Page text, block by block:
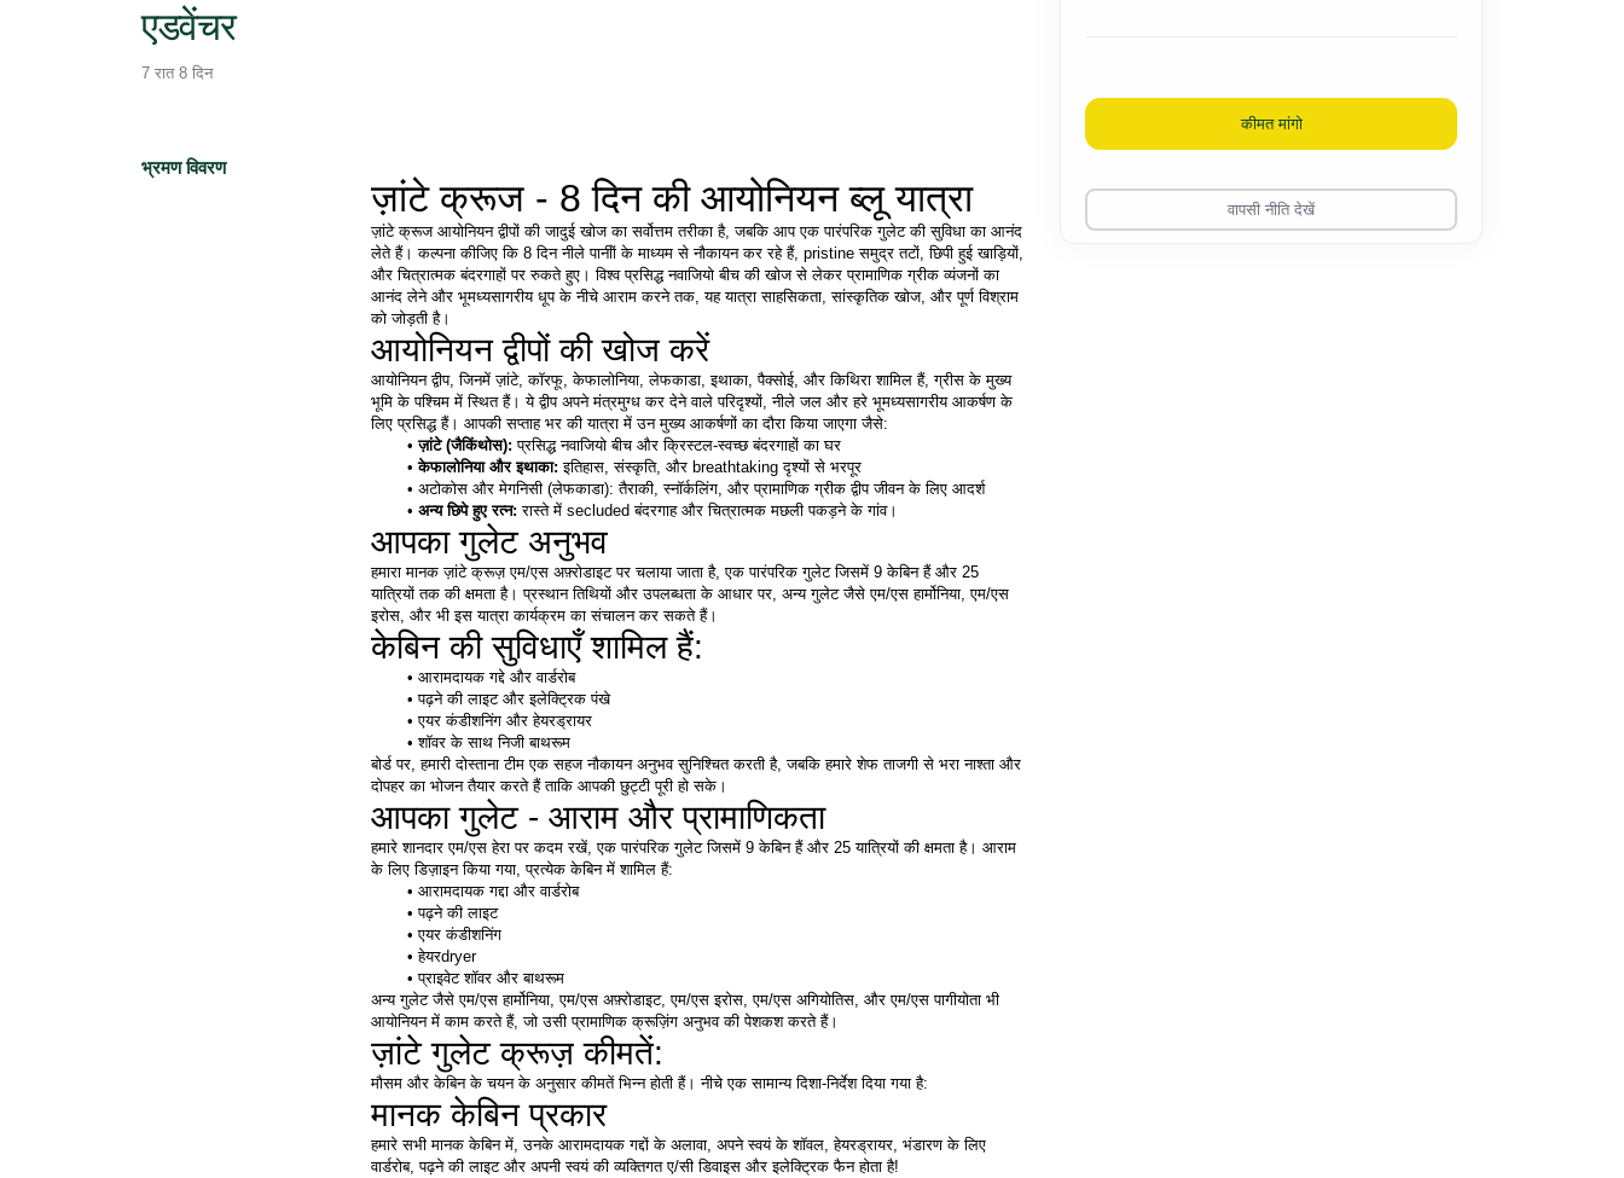
एडवेंचर
7 रात 8 दिन
भ्रमण विवरण
ज़ांटे क्रूज - 8 दिन की आयोनियन ब्लू यात्रा
ज़ांटे क्रूज आयोनियन द्वीपों की जादुई खोज का सर्वोत्तम तरीका है, जबकि आप एक पारंपरिक गुलेट की सुविधा का आनंद
लेते हैं। कल्पना कीजिए कि 8 दिन नीले पानीों के माध्यम से नौकायन कर रहे हैं, pristine समुद्र तटों, छिपी हुई खाड़ियों,
और चित्रात्मक बंदरगाहों पर रुकते हुए। विश्व प्रसिद्ध नवाजियो बीच की खोज से लेकर प्रामाणिक ग्रीक व्यंजनों का
आनंद लेने और भूमध्यसागरीय धूप के नीचे आराम करने तक, यह यात्रा साहसिकता, सांस्कृतिक खोज, और पूर्ण विश्राम
को जोड़ती है।
आयोनियन द्वीपों की खोज करें
आयोनियन द्वीप, जिनमें ज़ांटे, कॉरफू, केफालोनिया, लेफकाडा, इथाका, पैक्सोई, और किथिरा शामिल हैं, ग्रीस के मुख्य
भूमि के पश्चिम में स्थित हैं। ये द्वीप अपने मंत्रमुग्ध कर देने वाले परिदृश्यों, नीले जल और हरे भूमध्यसागरीय आकर्षण के
लिए प्रसिद्ध हैं। आपकी सप्ताह भर की यात्रा में उन मुख्य आकर्षणों का दौरा किया जाएगा जैसे:
ज़ांटे (जैकिंथोस): प्रसिद्ध नवाजियो बीच और क्रिस्टल-स्वच्छ बंदरगाहों का घर
केफालोनिया और इथाका: इतिहास, संस्कृति, और breathtaking दृश्यों से भरपूर
अटोकोस और मेगनिसी (लेफकाडा): तैराकी, स्नॉर्कलिंग, और प्रामाणिक ग्रीक द्वीप जीवन के लिए आदर्श
अन्य छिपे हुए रत्न: रास्ते में secluded बंदरगाह और चित्रात्मक मछली पकड़ने के गांव।
आपका गुलेट अनुभव
हमारा मानक ज़ांटे क्रूज़ एम/एस अफ़्रोडाइट पर चलाया जाता है, एक पारंपरिक गुलेट जिसमें 9 केबिन हैं और 25
यात्रियों तक की क्षमता है। प्रस्थान तिथियों और उपलब्धता के आधार पर, अन्य गुलेट जैसे एम/एस हार्मोनिया, एम/एस
इरोस, और भी इस यात्रा कार्यक्रम का संचालन कर सकते हैं।
केबिन की सुविधाएँ शामिल हैं:
आरामदायक गद्दे और वार्डरोब
पढ़ने की लाइट और इलेक्ट्रिक पंखे
एयर कंडीशनिंग और हेयरड्रायर
शॉवर के साथ निजी बाथरूम
बोर्ड पर, हमारी दोस्ताना टीम एक सहज नौकायन अनुभव सुनिश्चित करती है, जबकि हमारे शेफ ताजगी से भरा नाश्ता और
दोपहर का भोजन तैयार करते हैं ताकि आपकी छुट्टी पूरी हो सके।
आपका गुलेट - आराम और प्रामाणिकता
हमारे शानदार एम/एस हेरा पर कदम रखें, एक पारंपरिक गुलेट जिसमें 9 केबिन हैं और 25 यात्रियों की क्षमता है। आराम
के लिए डिज़ाइन किया गया, प्रत्येक केबिन में शामिल हैं:
आरामदायक गद्दा और वार्डरोब
पढ़ने की लाइट
एयर कंडीशनिंग
हेयरdryer
प्राइवेट शॉवर और बाथरूम
अन्य गुलेट जैसे एम/एस हार्मोनिया, एम/एस अफ़्रोडाइट, एम/एस इरोस, एम/एस अगियोतिस, और एम/एस पागीयोता भी
आयोनियन में काम करते हैं, जो उसी प्रामाणिक क्रूज़िंग अनुभव की पेशकश करते हैं।
ज़ांटे गुलेट क्रूज़ कीमतें:
मौसम और केबिन के चयन के अनुसार कीमतें भिन्न होती हैं। नीचे एक सामान्य दिशा-निर्देश दिया गया है:
मानक केबिन प्रकार
हमारे सभी मानक केबिन में, उनके आरामदायक गद्दों के अलावा, अपने स्वयं के शॉवल, हेयरड्रायर, भंडारण के लिए
वार्डरोब, पढ़ने की लाइट और अपनी स्वयं की व्यक्तिगत ए/सी डिवाइस और इलेक्ट्रिक फैन होता है!
कीमत मांगो
वापसी नीति देखें